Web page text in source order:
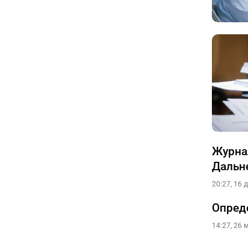
20:27, 16
14:27, 26